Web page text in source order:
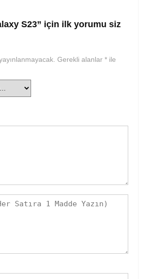
S23” için ilk yorumu siz
Gerekli alanlar * ile